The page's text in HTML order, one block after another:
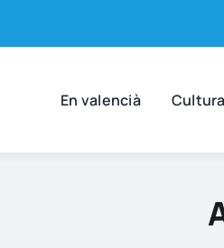
En valen­cià Cul­tu­ra